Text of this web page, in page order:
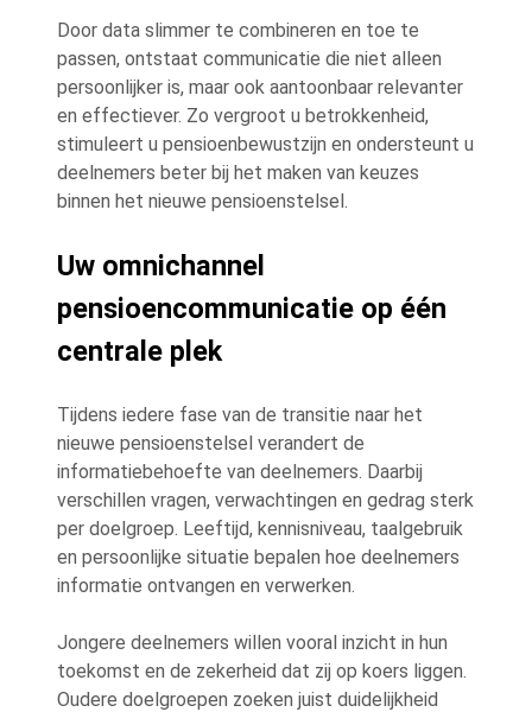
Door data slimmer te combineren en toe te
passen, ontstaat communicatie die niet alleen
persoonlijker is, maar ook aantoonbaar relevanter
en effectiever. Zo vergroot u betrokkenheid,
stimuleert u pensioenbewustzijn en ondersteunt u
deelnemers beter bij het maken van keuzes
binnen het nieuwe pensioenstelsel.
Uw omnichannel
pensioencommunicatie op één
centrale plek
Tijdens iedere fase van de transitie naar het
nieuwe pensioenstelsel verandert de
informatiebehoefte van deelnemers. Daarbij
verschillen vragen, verwachtingen en gedrag sterk
per doelgroep. Leeftijd, kennisniveau, taalgebruik
en persoonlijke situatie bepalen hoe deelnemers
informatie ontvangen en verwerken.
Jongere deelnemers willen vooral inzicht in hun
toekomst en de zekerheid dat zij op koers liggen.
Oudere doelgroepen zoeken juist duidelijkheid